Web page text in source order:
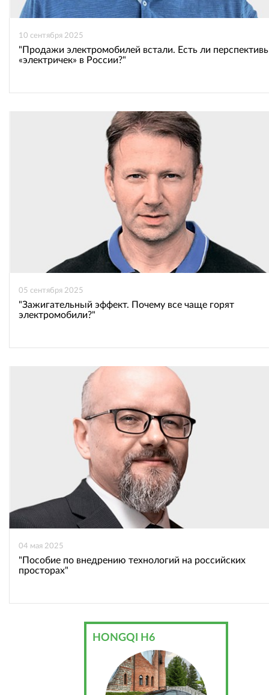
10 сентября 2025
"Продажи электромобилей встали. Есть ли
«электричек» в России?"
05 сентября 2025
"Зажигательный эффект. Почему все чаще горят
электромобили?"
04 мая 2025
"Пособие по внедрению технологий на российских
просторах"
HONGQI H6